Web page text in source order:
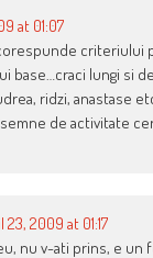
at 01:07
criteriului
base…craci lungi si
ridzi, anastase
de activitate
23, 2009 at 01:17
nu v-ati prins, e un